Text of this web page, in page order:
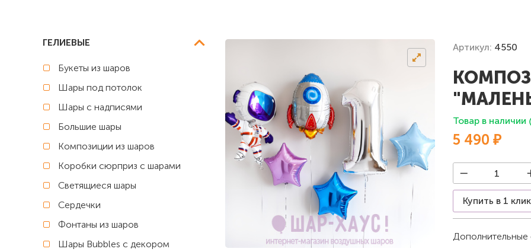
ГЕЛИЕВЫЕ
Букеты из шаров
Шары под потолок
Шары с надписями
Большие шары
Композиции из шаров
Коробки сюрприз с шарами
Светящиеся шары
Сердечки
Фонтаны из шаров
Шары Bubbles с декором
Артикул: 4550
Товар в наличии
5 490 ₽
Купить в 1 клик
Дополнительные